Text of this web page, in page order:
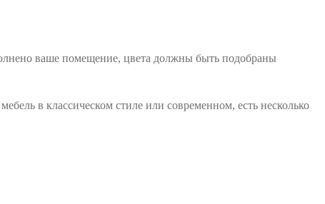
ваше помещение, цвета должны быть подобраны
в классическом стиле или современном, есть несколько